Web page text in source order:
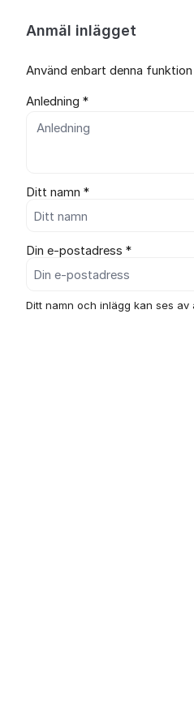
Anmäl inlägget
Använd enbart denna
Anledning *
Ditt namn *
Din e-postadress *
Ditt namn och inlägg kan ses